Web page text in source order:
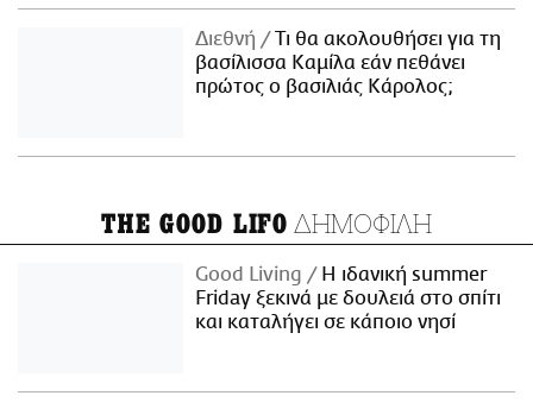
Διεθνή
Τι θα ακολουθήσει για τη
βασίλισσα Καμίλα εάν πεθάνει
πρώτος ο βασιλιάς Κάρολος;
THE GOOD LIFO ΔΗΜΟΦΙΛΗ
Good Living
Η ιδανική summer
Friday ξεκινά με δουλειά στο σπίτι
και καταλήγει σε κάποιο νησί